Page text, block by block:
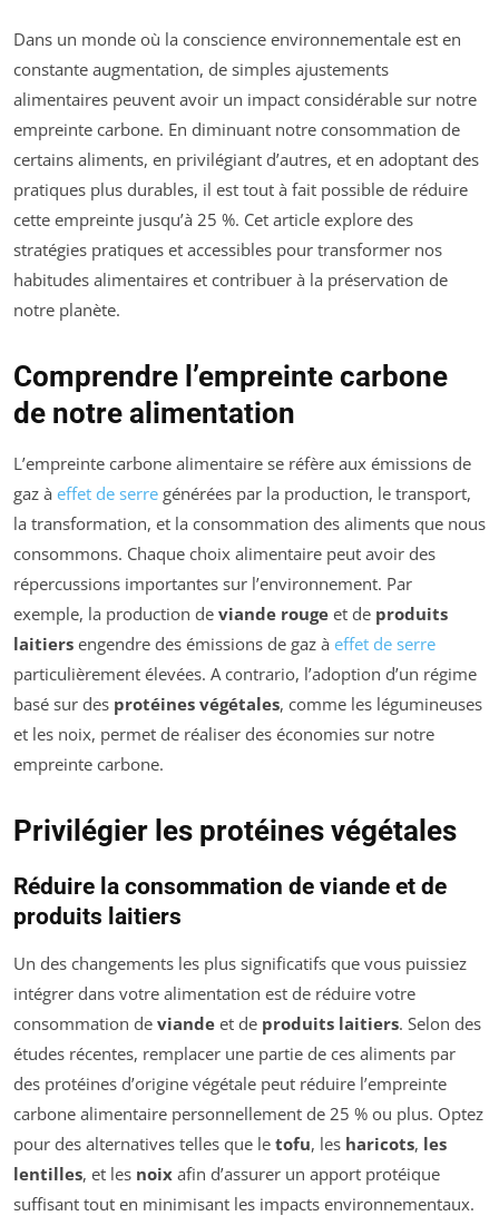
Dans un monde où la conscience environnementale est en
constante augmentation, de simples ajustements
alimentaires peuvent avoir un impact considérable sur notre
empreinte carbone. En diminuant notre consommation de
certains aliments, en privilégiant d’autres, et en adoptant des
pratiques plus durables, il est tout à fait possible de réduire
cette empreinte jusqu’à 25 %. Cet article explore des
stratégies pratiques et accessibles pour transformer nos
habitudes alimentaires et contribuer à la préservation de
notre planète.
Comprendre l’empreinte carbone
de notre alimentation
L’empreinte carbone alimentaire se réfère aux émissions de
gaz à effet de serre générées par la production, le transport,
la transformation, et la consommation des aliments que nous
consommons. Chaque choix alimentaire peut avoir des
répercussions importantes sur l’environnement. Par
exemple, la production de viande rouge et de produits
laitiers engendre des émissions de gaz à effet de serre
particulièrement élevées. A contrario, l’adoption d’un régime
basé sur des protéines végétales, comme les légumineuses
et les noix, permet de réaliser des économies sur notre
empreinte carbone.
Privilégier les protéines végétales
Réduire la consommation de viande et de
produits laitiers
Un des changements les plus significatifs que vous puissiez
intégrer dans votre alimentation est de réduire votre
consommation de viande et de produits laitiers. Selon des
études récentes, remplacer une partie de ces aliments par
des protéines d’origine végétale peut réduire l’empreinte
carbone alimentaire personnellement de 25 % ou plus. Optez
pour des alternatives telles que le tofu, les haricots, les
lentilles, et les noix afin d’assurer un apport protéique
suffisant tout en minimisant les impacts environnementaux.